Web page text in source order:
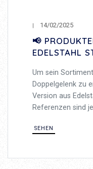
14/02/2025
📢
EDELSTAHL
Um sein
Doppelgelenk zu
Version aus
Referenzen sind
SEHEN